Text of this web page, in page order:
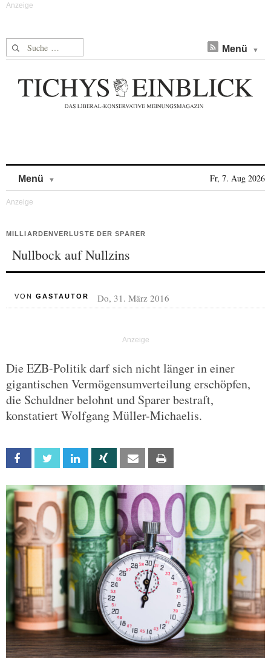
Suche nach: Menü
Menü Fr, 7. Aug 2026
MILLIARDENVERLUSTE DER SPARER
Nullbock auf Nullzins
VON GASTAUTOR Do, 31. März 2016
Die EZB-Politik darf sich nicht länger in einer
gigantischen Vermögensumverteilung erschöpfen,
die Schuldner belohnt und Sparer bestraft,
konstatiert Wolfgang Müller-Michaelis.
Facebook Twitter Linkedin Xing Email